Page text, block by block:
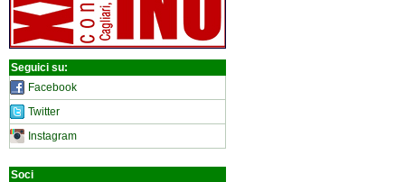
Seguici su:
Facebook
Twitter
Instagram
Soci